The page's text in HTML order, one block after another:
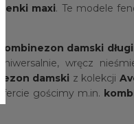
maxi. Te modele
kombinezon damski długi
wręcz
damski z kolekcji
gościmy m.in.